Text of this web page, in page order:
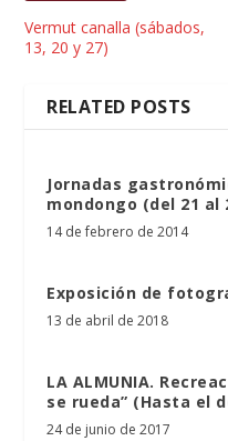
Vermut canalla (sábados,
13, 20 y 27)
RELATED POSTS
Jornadas
mondongo (del 21 al
14 de febrero de 2014
Exposición de
13 de abril de 2018
LA ALMUNIA.
se rueda” (Hasta el
24 de junio de 2017